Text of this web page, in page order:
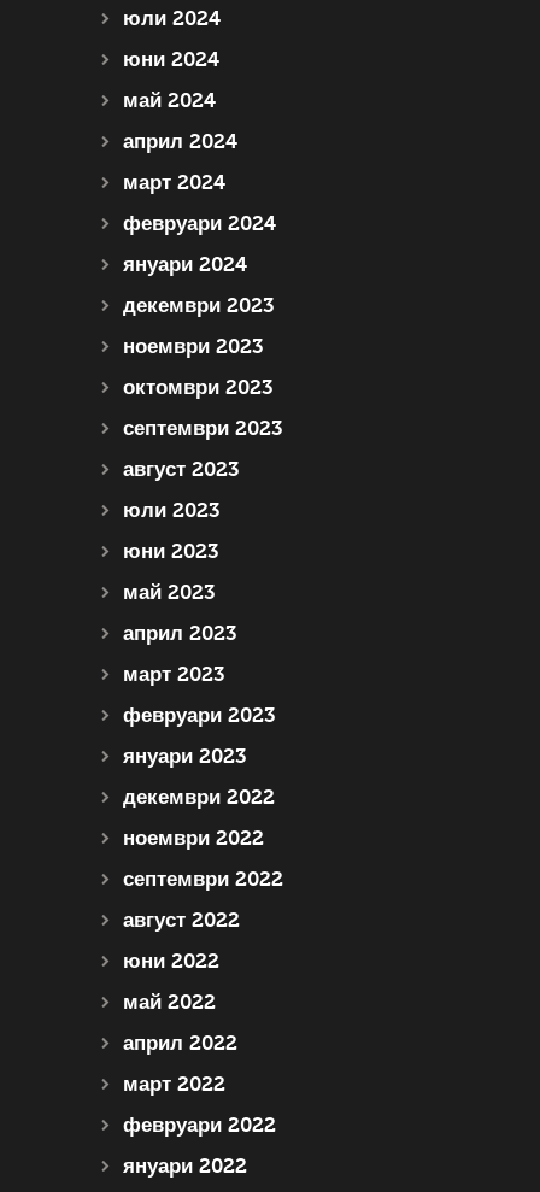
юли 2024
юни 2024
май 2024
април 2024
март 2024
февруари 2024
януари 2024
декември 2023
ноември 2023
октомври 2023
септември 2023
август 2023
юли 2023
юни 2023
май 2023
април 2023
март 2023
февруари 2023
януари 2023
декември 2022
ноември 2022
септември 2022
август 2022
юни 2022
май 2022
април 2022
март 2022
февруари 2022
януари 2022